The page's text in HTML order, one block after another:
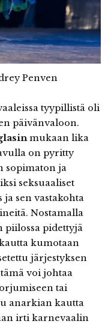
Penven
tyypillistä oli
päivänvaloon.
mukaan lika
on pyritty
sopimaton ja
seksuaaliset
sen vastakohta
Nostamalla
piilossa pidettyjä
kumotaan
järjestyksen
voi johtaa
tai
anarkian kautta
irti karnevaalin